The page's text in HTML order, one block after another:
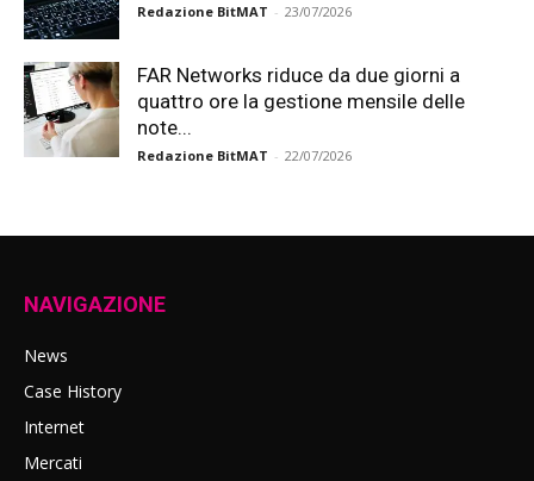
Redazione BitMAT - 23/07/2026
FAR Networks riduce da due giorni a
quattro ore la gestione mensile delle
note...
Redazione BitMAT - 22/07/2026
NAVIGAZIONE
News
Case History
Internet
Mercati